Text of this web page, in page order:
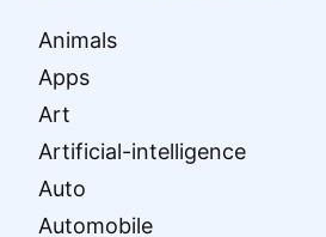
Animals
Apps
Art
Artificial-intelligence
Auto
Automobile